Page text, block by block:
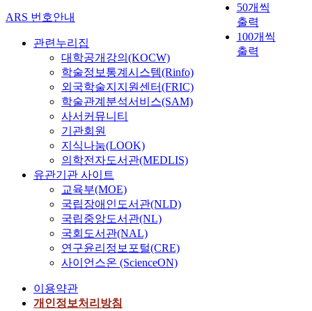
50개씩
출력
100개씩
출력
ARS 번호안내
관련누리집
대학공개강의(KOCW)
학술정보통계시스템(Rinfo)
외국학술지지원센터(FRIC)
학술관계분석서비스(SAM)
사서커뮤니티
기관회원
지식나눔(LOOK)
의학전자도서관(MEDLIS)
유관기관 사이트
교육부(MOE)
국립장애인도서관(NLD)
국립중앙도서관(NL)
국회도서관(NAL)
연구윤리정보포털(CRE)
사이언스온 (ScienceON)
이용약관
개인정보처리방침